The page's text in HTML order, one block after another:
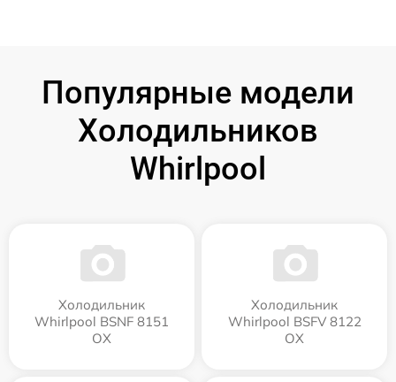
Популярные модели
Холодильников
Whirlpool
Холодильник
Whirlpool BSNF 8151
OX
Холодильник
Whirlpool BSFV 8122
OX